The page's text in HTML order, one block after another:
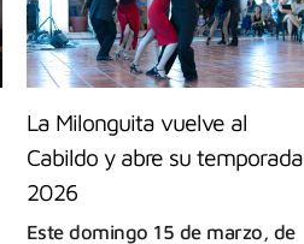
La Milonguita vuelve al
Cabildo y abre su temporada
2026
Este domingo 15 de marzo, de